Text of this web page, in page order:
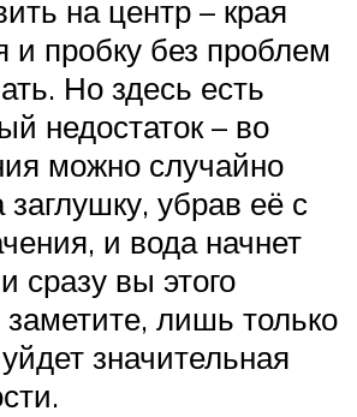
на центр – края
и пробку без проблем
Но здесь есть
недостаток – во
можно случайно
убрав её с
и вода начнет
сразу вы этого
заметите, лишь только
значительная